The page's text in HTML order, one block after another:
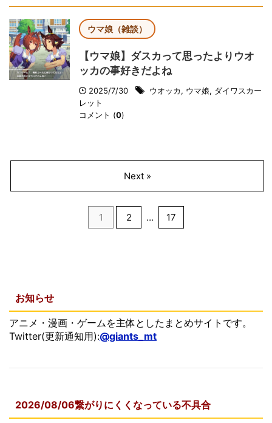
ウマ娘（雑談）
【ウマ娘】ダスカって思ったよりウオ
ッカの事好きだよね
2025/7/30 ウオッカ, ウマ娘, ダイワスカー
レット
コメント (0)
1 2 … 17
Next »
お知らせ
アニメ・漫画・ゲームを主体としたまとめサイトです。
Twitter(更新通知用):@giants_mt
2026/08/06繋がりにくくなっている不具合